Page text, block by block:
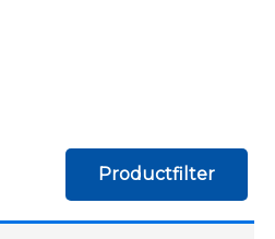
Productfilter